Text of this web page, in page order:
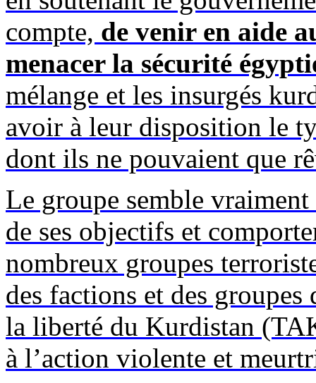
compte, de venir en aide
menacer la sécurité
mélange et les insurgés
avoir à leur disposition le
dont ils ne pouvaient que
Le groupe semble
de ses objectifs et
nombreux groupes
des factions et des
la liberté du Kurdistan
à l’action violente et